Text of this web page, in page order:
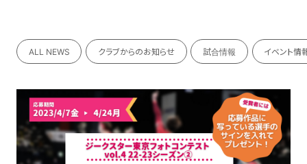
NEWS
TEAM
SCHEDULE
ALL NEWS クラブからのお知らせ 試合情報 イベント情